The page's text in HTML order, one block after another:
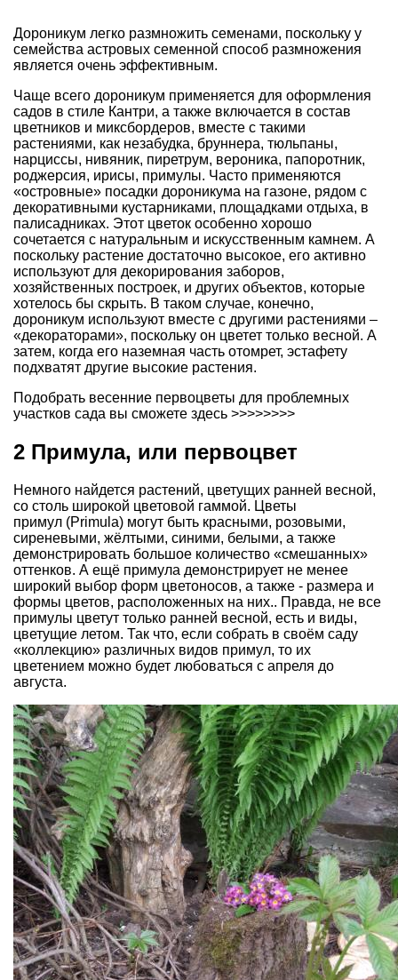
Дороникум легко размножить семенами, поскольку у
семейства астровых семенной способ размножения
является очень эффективным.
Чаще всего дороникум применяется для оформления
садов в стиле Кантри, а также включается в состав
цветников и миксбордеров, вместе с такими
растениями, как незабудка, бруннера, тюльпаны,
нарциссы, нивяник, пиретрум, вероника, папоротник,
роджерсия, ирисы, примулы. Часто применяются
«островные» посадки дороникума на газоне, рядом с
декоративными кустарниками, площадками отдыха, в
палисадниках. Этот цветок особенно хорошо
сочетается с натуральным и искусственным камнем. А
поскольку растение достаточно высокое, его активно
используют для декорирования заборов,
хозяйственных построек, и других объектов, которые
хотелось бы скрыть. В таком случае, конечно,
дороникум используют вместе с другими растениями –
«декораторами», поскольку он цветет только весной. А
затем, когда его наземная часть отомрет, эстафету
подхватят другие высокие растения.
Подобрать весенние первоцветы для проблемных
участков сада вы сможете здесь >>>>>>>>
2 Примула, или первоцвет
Немного найдется растений, цветущих ранней весной,
со столь широкой цветовой гаммой. Цветы
примул (Primula) могут быть красными, розовыми,
сиреневыми, жёлтыми, синими, белыми, а также
демонстрировать большое количество «смешанных»
оттенков. А ещё примула демонстрирует не менее
широкий выбор форм цветоносов, а также - размера и
формы цветов, расположенных на них.. Правда, не все
примулы цветут только ранней весной, есть и виды,
цветущие летом. Так что, если собрать в своём саду
«коллекцию» различных видов примул, то их
цветением можно будет любоваться с апреля до
августа.